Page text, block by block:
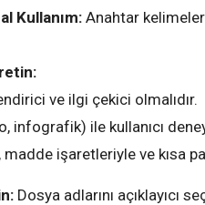
Kullanım: Anahtar
ve ilgi çekici olmalıdır.
infografik) ile kullanıcı
madde işaretleriyle ve kısa
Dosya adlarını açıklayıcı